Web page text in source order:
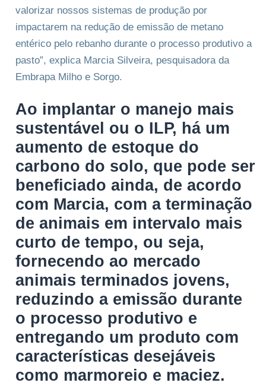
valorizar nossos sistemas de produção por
impactarem na redução de emissão de metano
entérico pelo rebanho durante o processo produtivo a
pasto”, explica Marcia Silveira, pesquisadora da
Embrapa Milho e Sorgo.
Ao implantar o manejo mais
sustentável ou o ILP, há um
aumento de estoque do
carbono do solo, que pode ser
beneficiado ainda, de acordo
com Marcia, com a terminação
de animais em intervalo mais
curto de tempo, ou seja,
fornecendo ao mercado
animais terminados jovens,
reduzindo a emissão durante
o processo produtivo e
entregando um produto com
características desejáveis
como marmoreio e maciez.